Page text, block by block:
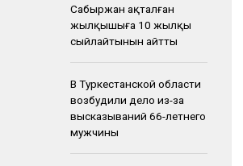
Сабыржан ақталған
жылқышыға 10 жылқы
сыйлайтынын айтты
В Туркестанской области
возбудили дело из-за
высказываний 66-летнего
мужчины